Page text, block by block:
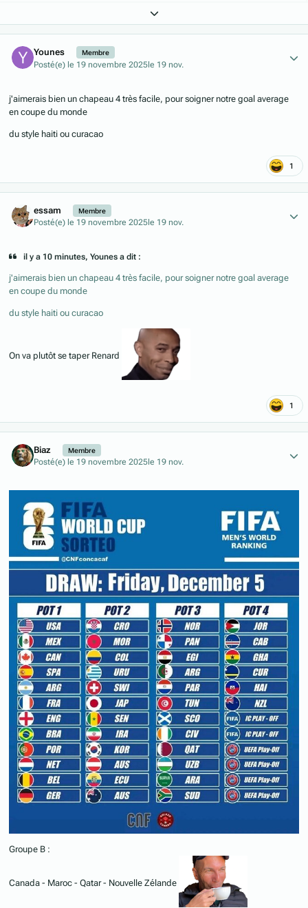
Expand topic overview
Younes Membre
Posté(e) le 19 novembre 2025le 19 nov.
j'aimerais bien un chapeau 4 très facile, pour soigner notre goal average
en coupe du monde
du style haiti ou curacao
1
essam Membre
Posté(e) le 19 novembre 2025 le 19 nov.
il y a 10 minutes, Younes a dit :
j'aimerais bien un chapeau 4 très facile, pour soigner notre goal average
en coupe du monde
du style haiti ou curacao
On va plutôt se taper Renard
1
Biaz Membre
Posté(e) le 19 novembre 2025 le 19 nov.
Groupe B :
Canada - Maroc - Qatar - Nouvelle Zélande